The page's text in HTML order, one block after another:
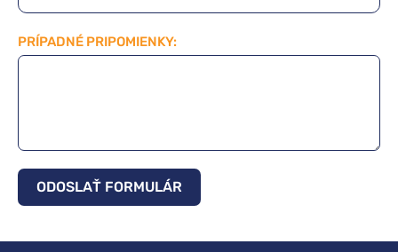
PRÍPADNÉ PRIPOMIENKY:
ODOSLAŤ FORMULÁR